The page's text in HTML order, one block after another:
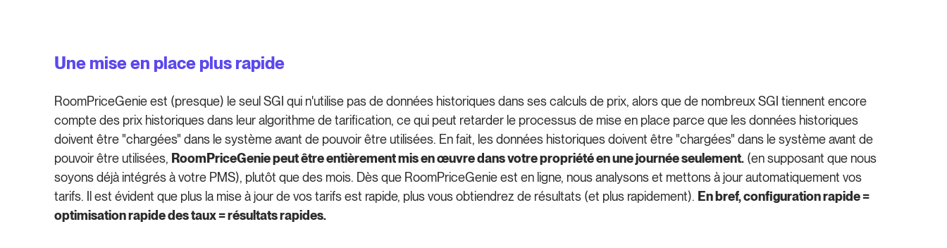
Une mise en place plus rapide
RoomPriceGenie est (presque) le seul SGI qui n'utilise pas de données historiques dans ses calculs de prix, alors que de nombreux SGI tiennent encore
compte des prix historiques dans leur algorithme de tarification, ce qui peut retarder le processus de mise en place parce que les données historiques
doivent être "chargées" dans le système avant de pouvoir être utilisées. En fait, les données historiques doivent être "chargées" dans le système avant de
pouvoir être utilisées, RoomPriceGenie peut être entièrement mis en œuvre dans votre propriété en une journée seulement. (en supposant que nous
soyons déjà intégrés à votre PMS), plutôt que des mois. Dès que RoomPriceGenie est en ligne, nous analysons et mettons à jour automatiquement vos
tarifs. Il est évident que plus la mise à jour de vos tarifs est rapide, plus vous obtiendrez de résultats (et plus rapidement). En bref, configuration rapide =
optimisation rapide des taux = résultats rapides.